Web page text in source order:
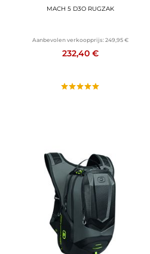
MACH 5 D3O RUGZAK
Aanbevolen verkoopprijs: 249,95 €
232,40 €